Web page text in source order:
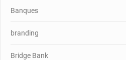
Banques
branding
Bridge Bank